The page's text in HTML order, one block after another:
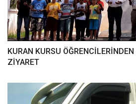
KURAN KURSU
ZİYARET